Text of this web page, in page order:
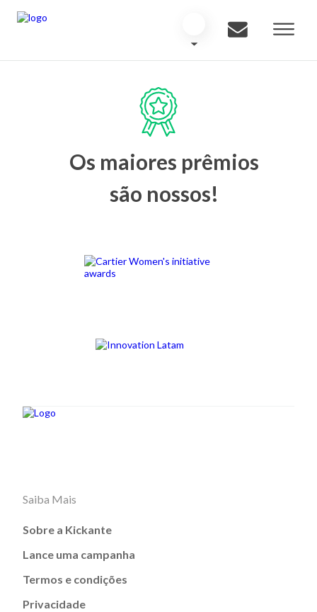
Os maiores prêmios
são nossos!
Saiba Mais
Sobre a Kickante
Lance uma campanha
Termos e condições
Privacidade